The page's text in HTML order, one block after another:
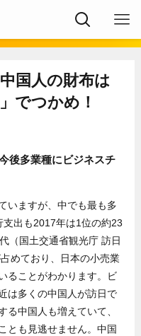
国人の財布は
でつかめ！
後多業種にビジネスチ
いますが、中でも最も多
出も2017年は1位の約23
（国土交通省観光庁 訪日
めており、日本の小売業
ることがわかります。ビ
は多くの中国人が訪日で
る中国人も増えていて、
とも見逃せません。中国